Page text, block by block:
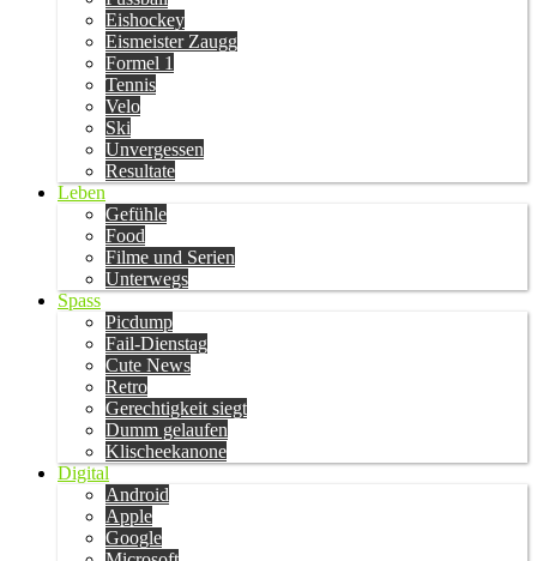
Eishockey
Eismeister Zaugg
Formel 1
Tennis
Velo
Ski
Unvergessen
Resultate
Leben
Gefühle
Food
Filme und Serien
Unterwegs
Spass
Picdump
Fail-Dienstag
Cute News
Retro
Gerechtigkeit siegt
Dumm gelaufen
Klischeekanone
Digital
Android
Apple
Google